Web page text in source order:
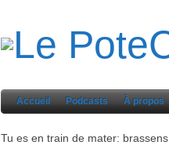
Accueil Podcasts À propos
Tu es en train de mater: brassens